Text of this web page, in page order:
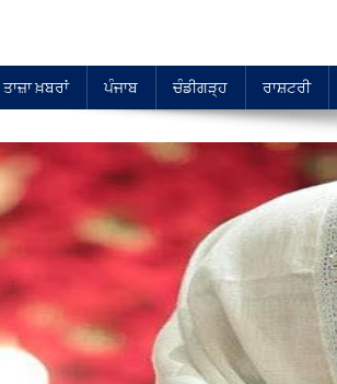
ਤਾਜ਼ਾ ਖ਼ਬਰਾਂ ਪੰਜਾਬ ਚੰਡੀਗੜ੍ਹ ਰਾਸ਼ਟਰੀ